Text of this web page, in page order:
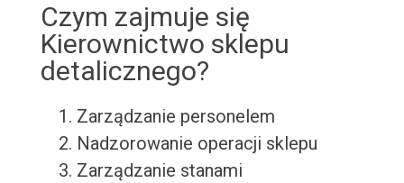
Czym zajmuje się
Kierownictwo sklepu
detalicznego?
Zarządzanie personelem
Nadzorowanie operacji sklepu
Zarządzanie stanami